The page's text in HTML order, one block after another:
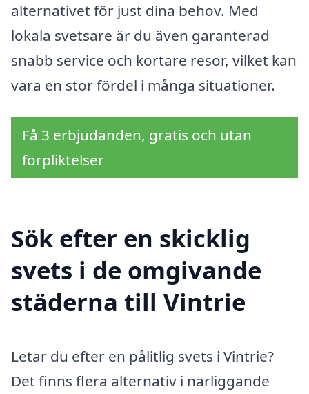
alternativet för just dina behov. Med
lokala svetsare är du även garanterad
snabb service och kortare resor, vilket kan
vara en stor fördel i många situationer.
Få 3 erbjudanden, gratis och utan
förpliktelser
Sök efter en skicklig
svets i de omgivande
städerna till Vintrie
Letar du efter en pålitlig svets i Vintrie?
Det finns flera alternativ i närliggande